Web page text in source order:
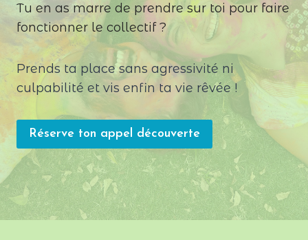
Tu en as marre de prendre sur toi pour faire
fonctionner le collectif ?
Prends ta place sans agressivité ni
culpabilité et vis enfin ta vie rêvée !
Réserve ton appel découverte